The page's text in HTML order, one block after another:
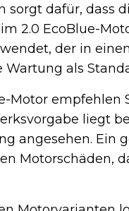
sorgt dafür, dass
2.0 EcoBlue-
der in
als
Motor empfehlen
liegt
angesehen. Ein
Motorschäden,